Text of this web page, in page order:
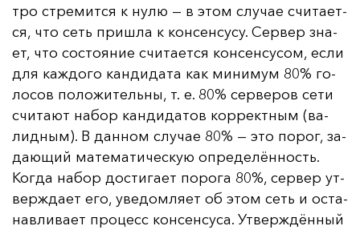
тро стре­мит­ся к ну­лю — в этом слу­чае счи­та­ет­
ся, что сеть приш­ла к кон­сен­су­су. Сер­вер зна­
ет, что сос­то­яние счи­та­ет­ся кон­сен­су­сом, ес­ли
для каж­до­го кан­ди­да­та как ми­ни­мум 80% го­
ло­сов по­ло­жи­тель­ны, т. е. 80% сер­ве­ров се­ти
счи­та­ют на­бор кан­ди­да­тов кор­рек­тным (ва­
лид­ным). В дан­ном слу­чае 80% — это по­рог, за­
да­ющий ма­те­ма­ти­чес­кую оп­ре­де­лён­ность.
Ког­да на­бор дос­ти­га­ет по­ро­га 80%, сер­вер ут­
вер­жда­ет его, уве­дом­ля­ет об этом сеть и ос­та­
нав­ли­ва­ет про­цесс кон­сен­су­са. Ут­вер­ждён­ный